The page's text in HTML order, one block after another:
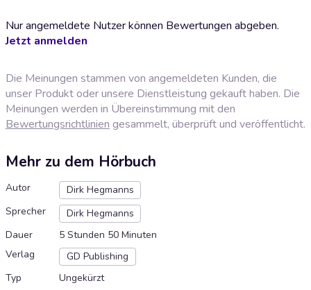
Nur angemeldete Nutzer können Bewertungen abgeben.
Jetzt anmelden
Die Meinungen stammen von angemeldeten Kunden, die
unser Produkt oder unsere Dienstleistung gekauft haben. Die
Meinungen werden in Übereinstimmung mit den
Bewertungsrichtlinien gesammelt, überprüft und veröffentlicht.
Mehr zu dem Hörbuch
Autor
Dirk Hegmanns
Sprecher
Dirk Hegmanns
Dauer
5 Stunden 50 Minuten
Verlag
GD Publishing
Typ
Ungekürzt